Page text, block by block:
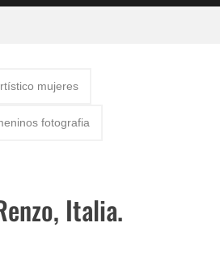
mujeres
fotografia
Italia.